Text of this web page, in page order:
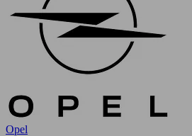
Opel